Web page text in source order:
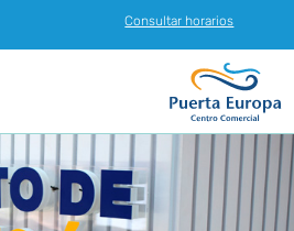
Consultar horarios